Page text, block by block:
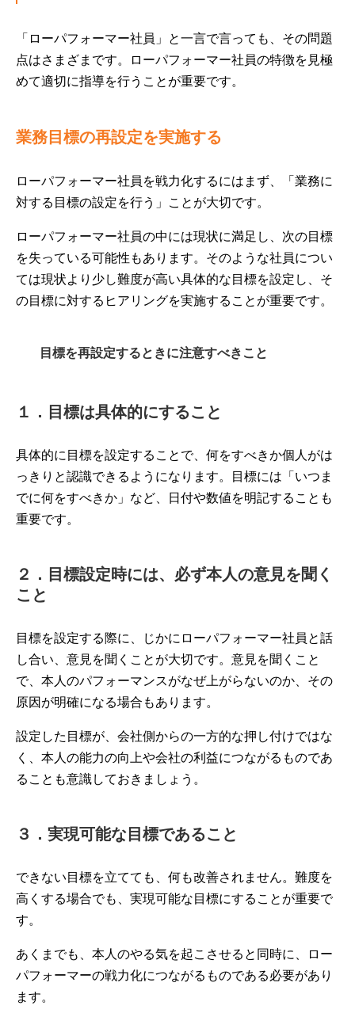
「ローパフォーマー社員」と一言で言っても、その問題
点はさまざまです。ローパフォーマー社員の特徴を見極
めて適切に指導を行うことが重要です。
業務目標の再設定を実施する
ローパフォーマー社員を戦力化するにはまず、「業務に
対する目標の設定を行う」ことが大切です。
ローパフォーマー社員の中には現状に満足し、次の目標
を失っている可能性もあります。そのような社員につい
ては現状より少し難度が高い具体的な目標を設定し、そ
の目標に対するヒアリングを実施することが重要です。
目標を再設定するときに注意すべきこと
１．目標は具体的にすること
具体的に目標を設定することで、何をすべきか個人がは
っきりと認識できるようになります。目標には「いつま
でに何をすべきか」など、日付や数値を明記することも
重要です。
２．目標設定時には、必ず本人の意見を聞く
こと
目標を設定する際に、じかにローパフォーマー社員と話
し合い、意見を聞くことが大切です。意見を聞くこと
で、本人のパフォーマンスがなぜ上がらないのか、その
原因が明確になる場合もあります。
設定した目標が、会社側からの一方的な押し付けではな
く、本人の能力の向上や会社の利益につながるものであ
ることも意識しておきましょう。
３．実現可能な目標であること
できない目標を立てても、何も改善されません。難度を
高くする場合でも、実現可能な目標にすることが重要で
す。
あくまでも、本人のやる気を起こさせると同時に、ロー
パフォーマーの戦力化につながるものである必要があり
ます。